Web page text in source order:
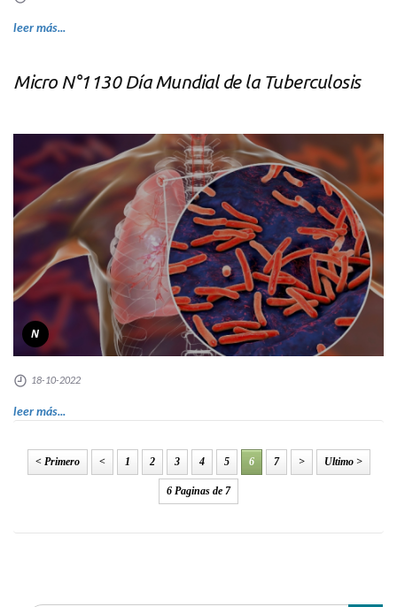
leer más...
Micro N°1130 Día Mundial de la Tuberculosis
N
18-10-2022
leer más...
< Primero < 1 2 3 4 5 6 7 > Ultimo >
6 Paginas de 7